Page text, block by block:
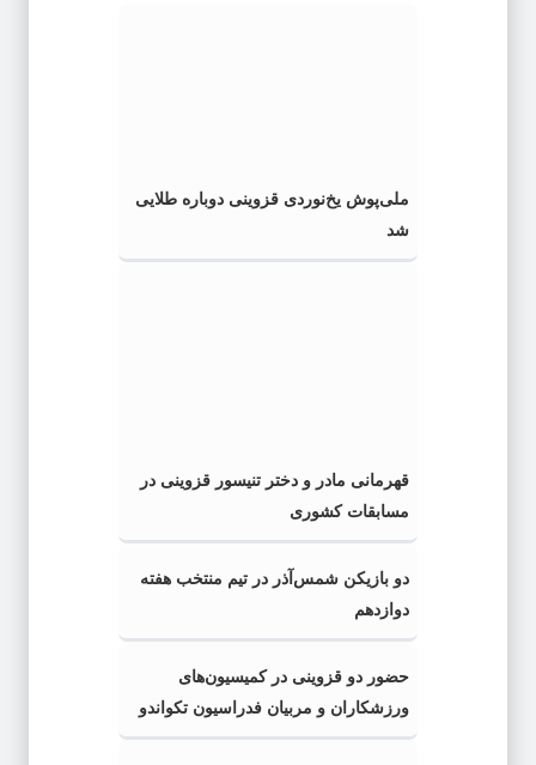
ملی‌پوش یخ‌نوردی قزوینی دوباره طلایی
شد
قهرمانی مادر و دختر تنیسور قزوینی در
مسابقات کشوری
دو بازیکن شمس‌آذر در تیم منتخب هفته
دوازدهم
حضور دو قزوینی در کمیسیون‌های
ورزشکاران و مربیان فدراسیون تکواندو